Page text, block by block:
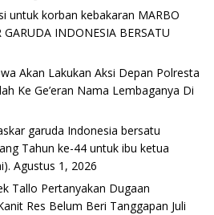
untuk korban kebakaran MARBO
INDONESIA BERSATU
Akan Lakukan Aksi Depan Polresta
Ke Ge’eran Nama Lembaganya Di
garuda Indonesia bersatu
Tahun ke-44 untuk ibu ketua
Agustus 1, 2026
Tallo Pertanyakan Dugaan
Res Belum Beri Tanggapan Juli